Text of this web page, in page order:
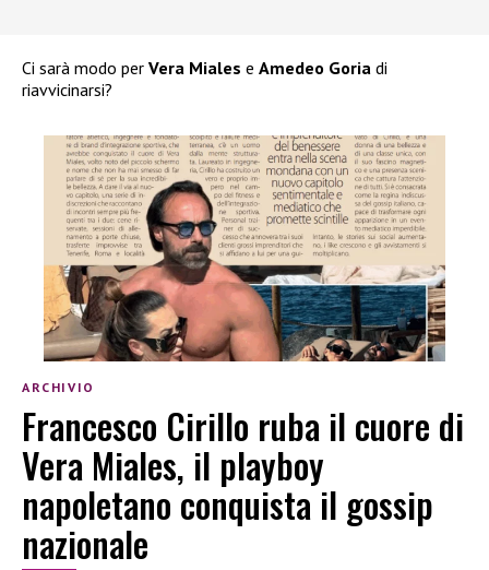
Ci sarà modo per Vera Miales e Amedeo Goria di
riavvicinarsi?
ARCHIVIO
Francesco Cirillo ruba il cuore di
Vera Miales, il playboy
napoletano conquista il gossip
nazionale